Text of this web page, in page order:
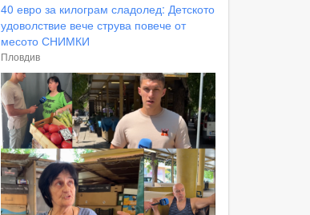
40 евро за килограм сладолед: Детското
удоволствие вече струва повече от
месото СНИМКИ
Пловдив